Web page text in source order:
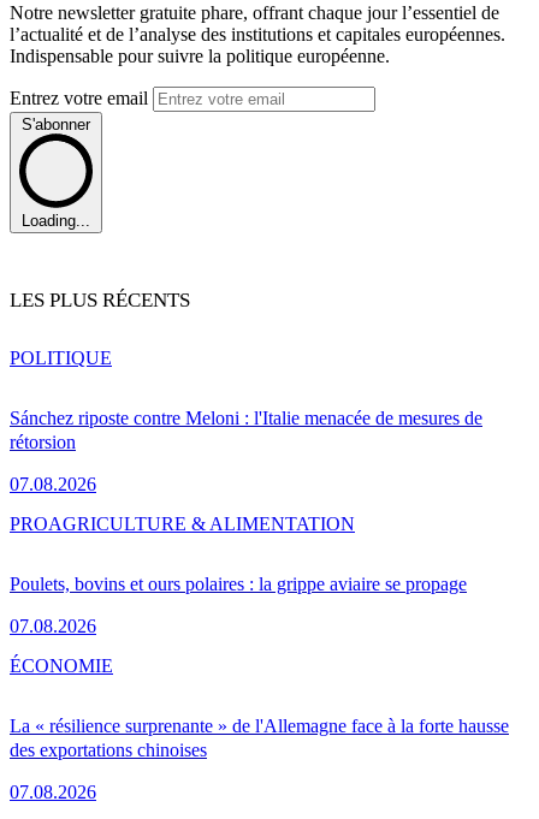
Notre newsletter gratuite phare, offrant chaque jour l’essentiel de
l’actualité et de l’analyse des institutions et capitales européennes.
Indispensable pour suivre la politique européenne.
Entrez votre email
S'abonner
Loading...
LES PLUS RÉCENTS
Sánchez riposte contre Meloni : l'Italie menacée de mesures de
rétorsion
07.08.2026
POLITIQUE
Poulets, bovins et ours polaires : la grippe aviaire se propage
07.08.2026
PROAGRICULTURE & ALIMENTATION
La « résilience surprenante » de l'Allemagne face à la forte hausse
des exportations chinoises
07.08.2026
ÉCONOMIE